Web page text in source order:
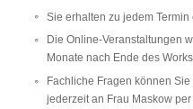
Sie erhalten zu jedem Termin
Die Online-Veranstaltungen
Monate nach Ende des
Fachliche Fragen können
jederzeit an Frau Maskow